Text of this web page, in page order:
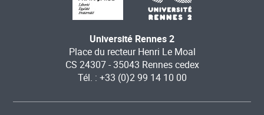
Université Rennes 2
Place du recteur Henri Le Moal
CS 24307 - 35043 Rennes cedex
Tél. : +33 (0)2 99 14 10 00